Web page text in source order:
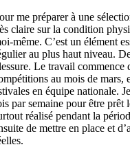
me préparer à une
claire sur la condition
même. C’est un élément
au plus haut niveau.
Le travail commence
au mois de mars,
en équipe nationale.
par semaine pour être
réalisé pendant la
de mettre en place et